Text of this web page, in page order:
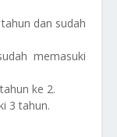
dan sudah
memasuki
ke 2.
3 tahun.